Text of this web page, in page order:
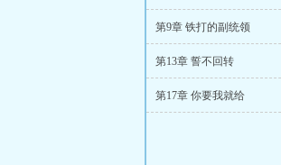
第9章 铁打的副统领
第13章 誓不回转
第17章 你要我就给